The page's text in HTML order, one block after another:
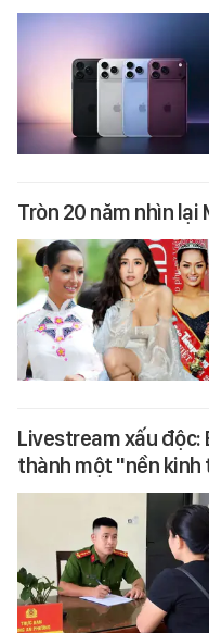
Tròn 20 năm nhìn lại
Livestream xấu độc:
thành một "nền kinh